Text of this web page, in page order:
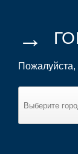
→
Пожалуйста,